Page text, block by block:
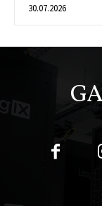
30.07.2026